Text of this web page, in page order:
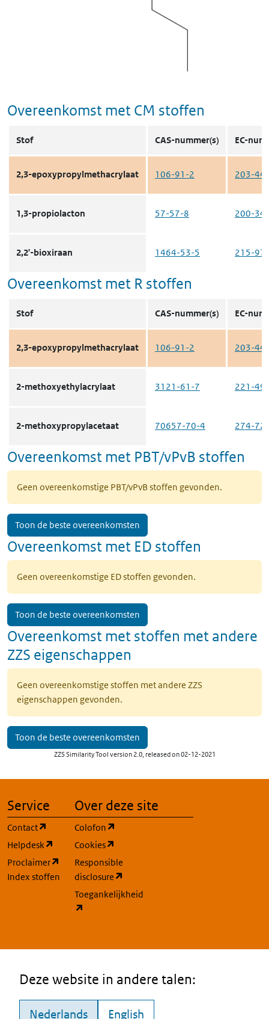
Overeenkomst met CM stoffen
Stof CAS-nummer(s) EC-
2,3-epoxypropylmethacrylaat 106-91-2 203-
1,3-propiolacton 57-57-8 200-
2,2'-bioxiraan 1464-53-5 215-
Overeenkomst met R stoffen
Stof CAS-nummer(s) EC-
2,3-epoxypropylmethacrylaat 106-91-2 203-
2-methoxyethylacrylaat 3121-61-7 221-
2-methoxypropylacetaat 70657-70-4 274-
Overeenkomst met PBT/vPvB stoffen
Geen overeenkomstige PBT/vPvB stoffen gevonden.
Toon de beste overeenkomsten
Overeenkomst met ED stoffen
Geen overeenkomstige ED stoffen gevonden.
Toon de beste overeenkomsten
Overeenkomst met stoffen met andere
ZZS eigenschappen
Geen overeenkomstige stoffen met andere ZZS
eigenschappen gevonden.
Toon de beste overeenkomsten
ZZS Similarity Tool version 2.0, released on 02-12-2021
Service
Contact
(opent in een nieuw tabblad)
Helpdesk
(opent in een nieuw tabblad)
Proclaimer
(opent in een nieuw tabblad)
Index stoffen
Over deze site
Colofon
Cookies
Responsible
disclosure
Toegankelijkheid
Deze website in andere talen:
Nederlands English